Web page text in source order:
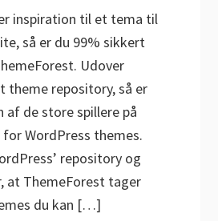
inspiration til et tema til
så er du 99% sikkert
Udover
theme repository, så er
af de store spillere på
WordPress themes.
repository og
at ThemeForest tager
du kan […]